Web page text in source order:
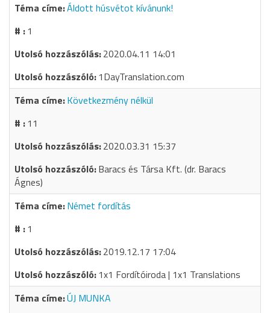
Áldott húsvétot kívánunk!
1
2020.04.11 14:01
1DayTranslation.com
Következmény nélkül
11
2020.03.31 15:37
Baracs és Társa Kft. (dr. Baracs
Ágnes)
Német fordítás
1
2019.12.17 17:04
1x1 Fordítóiroda | 1x1 Translations
ÚJ MUNKA